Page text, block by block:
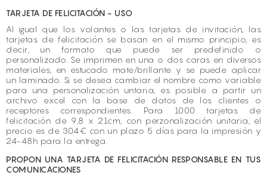
TARJETA DE FELICITACIÓN - USO
Al igual que los volantes o las tarjetas de invitación, las
tarjetas de felicitación se basan en el mismo principio, es
decir, un formato que puede ser predefinido o
personalizado. Se imprimen en una o dos caras en diversos
materiales, en estucado mate/brillante y se puede aplicar
un laminado. Si se desea cambiar el nombre como variable
para una personalización untaria, es posible a partir un
archivo excel con la base de datos de los clientes o
receptores correspondientes. Para 1000 tarjetas de
felicitación de 9,8 x 21cm, con perzonalización unitaria, el
precio es de 304€ con un plazo 5 días para la impresión y
24-48h para la entrega.
PROPON UNA TARJETA DE FELICITACIÓN RESPONSABLE EN TUS
COMUNICACIONES